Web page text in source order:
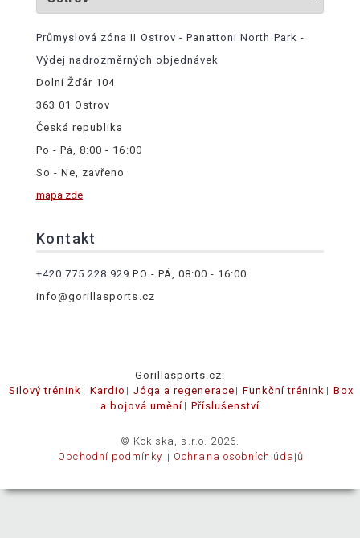
Průmyslová zóna II Ostrov - Panattoni North Park -
Výdej nadrozměrných objednávek
Dolní Žďár 104
363 01 Ostrov
Česká republika
Po - Pá, 8:00 - 16:00
So - Ne, zavřeno
mapa zde
Kontakt
+420 775 228 929 PO - PÁ, 08:00 - 16:00
info@gorillasports.cz
Gorillasports.cz:
Silový trénink
Kardio Jóga a regenerace Funkční trénink
Box
a bojová umění
Příslušenství
© Kokiska, s.r.o. 2026.
Obchodní podmínky
Ochrana osobních údajů